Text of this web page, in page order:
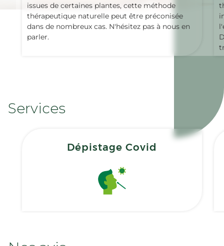
issues de certaines plantes, cette méthode
thérapeutique naturelle peut être préconisée
dans de nombreux cas. N'hésitez pas à nous en
parler.
Services
Dépistage Covid